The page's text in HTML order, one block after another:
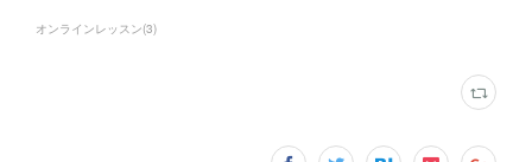
オンラインレッスン(3)